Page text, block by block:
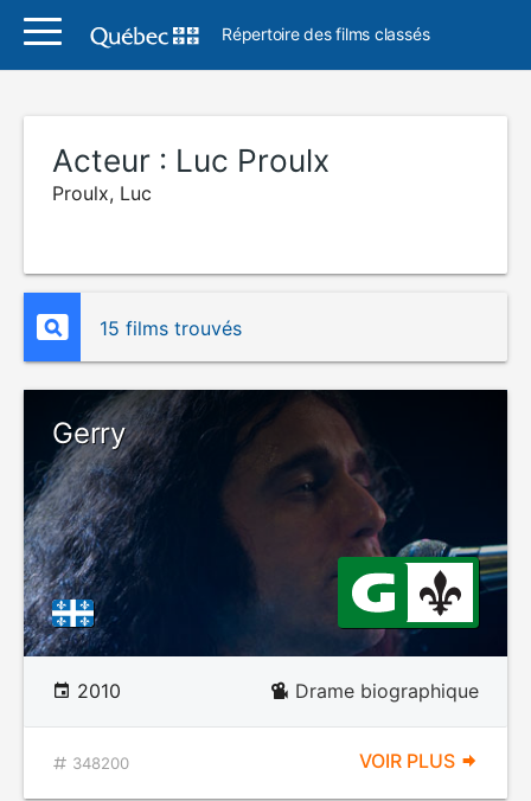
Répertoire des films classés
Acteur : Luc Proulx
Proulx, Luc
15 films trouvés
Gerry
2010 Drame biographique
348200 VOIR PLUS